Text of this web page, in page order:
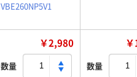
VBE260NP5V1
￥2,980
数量 数量